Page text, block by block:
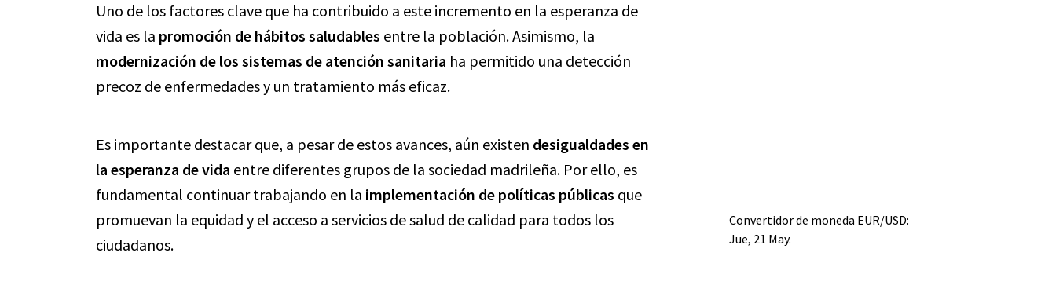
Uno de los factores clave que ha contribuido a este incremento en la esperanza de
vida es la promoción de hábitos saludables entre la población. Asimismo, la
modernización de los sistemas de atención sanitaria ha permitido una detección
precoz de enfermedades y un tratamiento más eficaz.
Es importante destacar que, a pesar de estos avances, aún existen desigualdades en
la esperanza de vida entre diferentes grupos de la sociedad madrileña. Por ello, es
fundamental continuar trabajando en la implementación de políticas públicas que
promuevan la equidad y el acceso a servicios de salud de calidad para todos los
ciudadanos.
Convertidor de moneda EUR/USD:
Jue, 21 May.